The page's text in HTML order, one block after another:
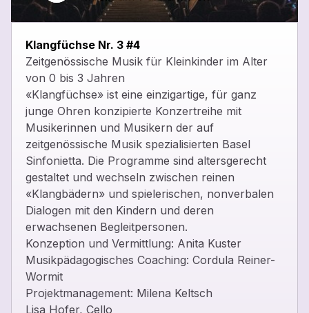
Klangfüchse Nr. 3 #4
Zeitgenössische Musik für Kleinkinder im Alter
von 0 bis 3 Jahren
«Klangfüchse» ist eine einzigartige, für ganz
junge Ohren konzipierte Konzertreihe mit
Musikerinnen und Musikern der auf
zeitgenössische Musik spezialisierten Basel
Sinfonietta. Die Programme sind altersgerecht
gestaltet und wechseln zwischen reinen
«Klangbädern» und spielerischen, nonverbalen
Dialogen mit den Kindern und deren
erwachsenen Begleitpersonen.
Konzeption und Vermittlung: Anita Kuster
Musikpädagogisches Coaching: Cordula Reiner-
Wormit
Projektmanagement: Milena Keltsch
Lisa Hofer, Cello